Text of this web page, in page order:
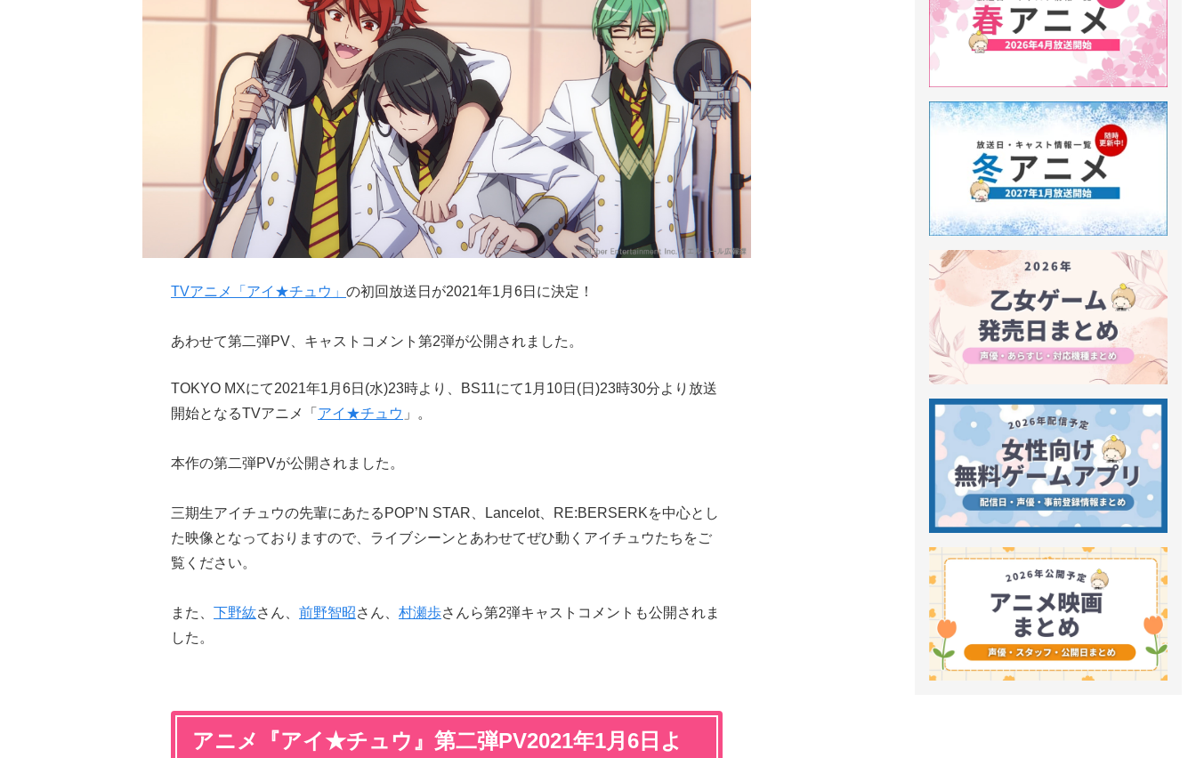
TVアニメ「アイ★チュウ」 の初回放送日が2021年1月6日に決定！
あわせて第二弾PV、キャストコメント第2弾が公開されました。
TOKYO MXにて2021年1月6日(水)23時より、BS11にて1月10日(日)23時30分より放送
開始となるTVアニメ「 アイ★チュウ 」。
本作の第二弾PVが公開されました。
三期生アイチュウの先輩にあたるPOP’N STAR、Lancelot、RE:BERSERKを中心とし
た映像となっておりますので、ライブシーンとあわせてぜひ動くアイチュウたちをご
覧ください。
また、 下野紘さん、 前野智昭さん、 村瀬歩さんら第2弾キャストコメントも公開されま
した。
アニメ『アイ★チュウ』第二弾PV2021年1月6日よ